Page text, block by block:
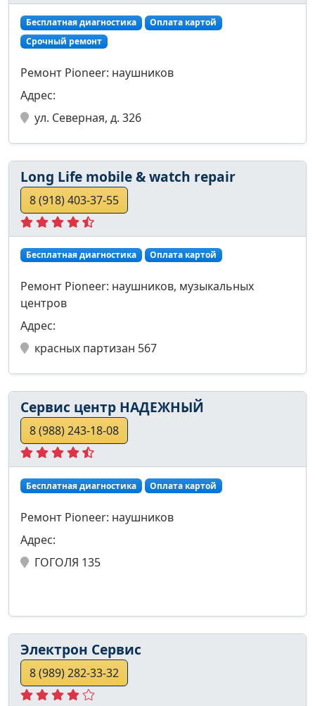
Бесплатная диагностика
Оплата картой
Срочный ремонт
Ремонт Pioneer: наушников
Адрес:
ул. Северная, д. 326
Long Life mobile & watch repair
8 (918) 403-37-55
Бесплатная диагностика Оплата картой
Ремонт Pioneer: наушников, музыкальных
центров
Адрес:
красных партизан 567
Сервис центр НАДЕЖНЫЙ
8 (988) 243-18-08
Бесплатная диагностика Оплата картой
Ремонт Pioneer: наушников
Адрес:
ГОГОЛЯ 135
Электрон Сервис
8 (989) 282-33-32